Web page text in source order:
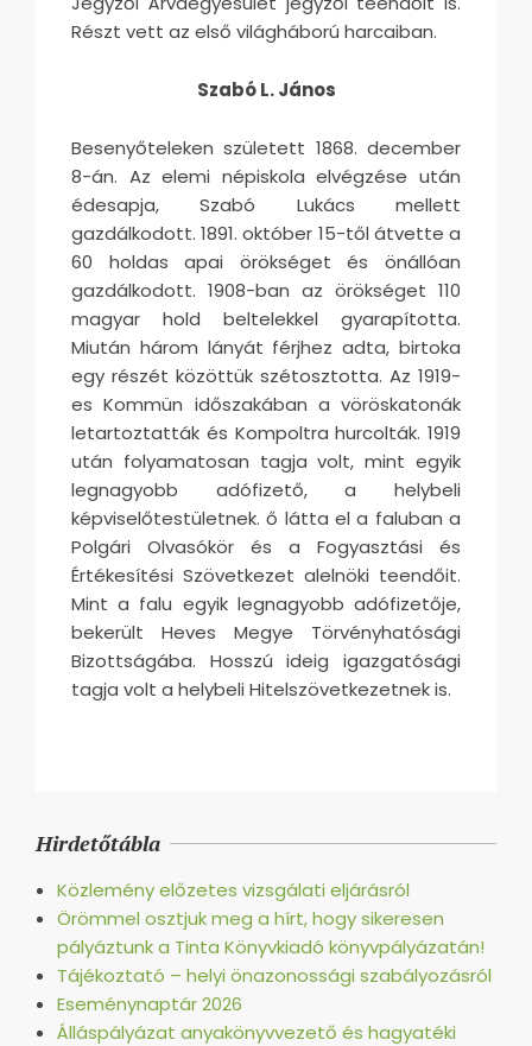
Részt vett az első világháború harcaiban.
Szabó L. János
Besenyőteleken született 1868. december
8-án. Az elemi népiskola elvégzése után
édesapja, Szabó Lukács mellett
gazdálkodott. 1891. október 15-től átvette a
60 holdas apai örökséget és önállóan
gazdálkodott. 1908-ban az örökséget 110
magyar hold beltelekkel gyarapította.
Miután három lányát férjhez adta, birtoka
egy részét közöttük szétosztotta. Az 1919-
es Kommün időszakában a vöröskatonák
letartoztatták és Kompoltra hurcolták. 1919
után folyamatosan tagja volt, mint egyik
legnagyobb adófizető, a helybeli
képviselőtestületnek. ő látta el a faluban a
Polgári Olvasókör és a Fogyasztási és
Értékesítési Szövetkezet alelnöki teendőit.
Mint a falu egyik legnagyobb adófizetője,
bekerült Heves Megye Törvényhatósági
Bizottságába. Hosszú ideig igazgatósági
tagja volt a helybeli Hitelszövetkezetnek is.
16
Hirdetőtábla
Közlemény előzetes vizsgálati eljárásról
Örömmel osztjuk meg a hírt, hogy sikeresen
pályáztunk a Tinta Könyvkiadó könyvpályázatán!
Tájékoztató – helyi önazonossági szabályozásról
Eseménynaptár 2026
Álláspályázat anyakönyvvezető és hagyatéki